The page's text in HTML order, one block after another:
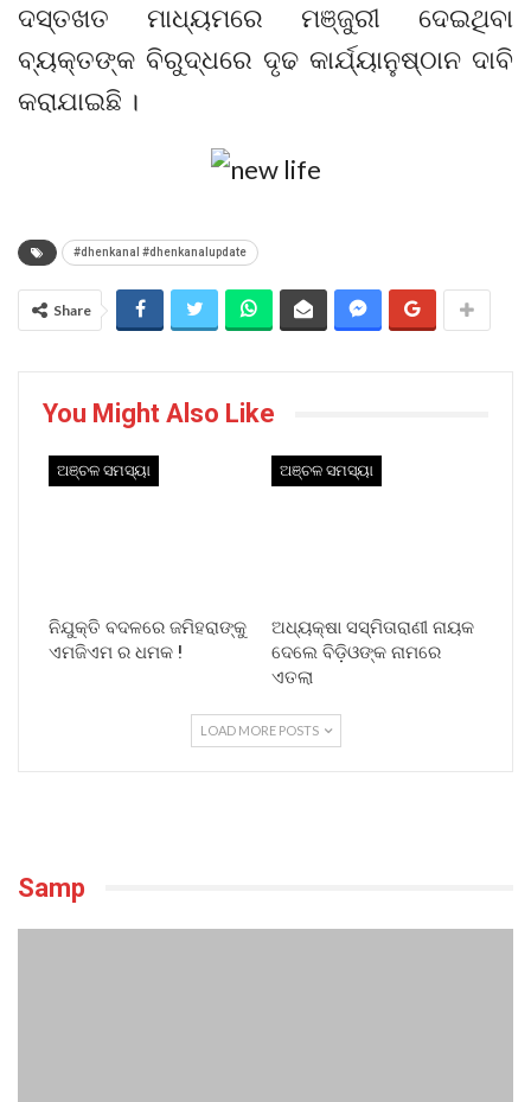
ଦସ୍ତଖତ ମାଧ୍ୟମରେ ମଞ୍ଜୁରୀ ଦେଇଥିବା
ବ୍ୟକ୍ତଙ୍କ ବିରୁଦ୍ଧରେ ଦୃଢ କାର୍ଯ୍ୟାନୁଷ୍ଠାନ ଦାବି
କରାଯାଇଛି ।
#dhenkanal #dhenkanalupdate
Share
You Might Also Like
ଅଞ୍ଚଳ ସମସ୍ୟା
ନିଯୁକ୍ତି ବଦଳରେ ଜମିହରାଙ୍କୁ
ଏମଜିଏମ ର ଧମକ !
ଅଞ୍ଚଳ ସମସ୍ୟା
ଅଧ୍ୟକ୍ଷା ସସ୍ମିତାରାଣୀ ନାୟକ
ଦେଲେ ବିଡ଼ିଓଙ୍କ ନାମରେ
ଏତଲା
LOAD MORE POSTS
Samp